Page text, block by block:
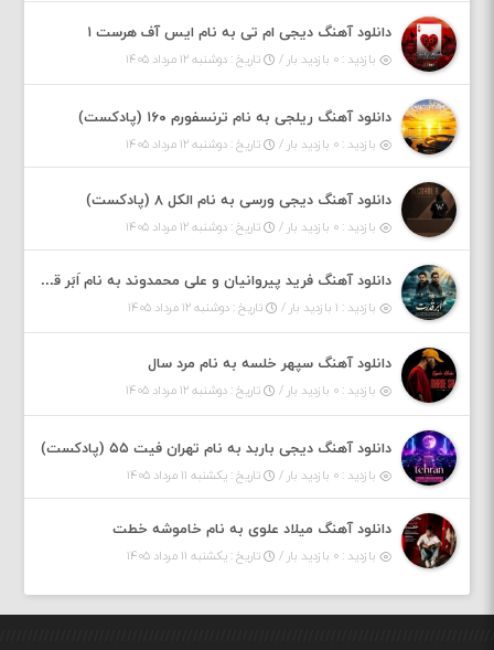
دانلود آهنگ دیجی ام تی به نام ایس آف هرست ۱
بازدید : ۰ بازدید بار / تاریخ : دوشنبه ۱۲ مرداد ۱۴۰۵
دانلود آهنگ ریلجی به نام ترنسفورم ۱۶۰ (پادکست)
بازدید : ۰ بازدید بار / تاریخ : دوشنبه ۱۲ مرداد ۱۴۰۵
دانلود آهنگ دیجی ورسی به نام الکل ۸ (پادکست)
بازدید : ۰ بازدید بار / تاریخ : دوشنبه ۱۲ مرداد ۱۴۰۵
دانلود آهنگ فرید پیروانیان و علی محمدوند به نام اَبَر قدرت
بازدید : ۱ بازدید بار / تاریخ : دوشنبه ۱۲ مرداد ۱۴۰۵
دانلود آهنگ سپهر خلسه به نام مرد سال
بازدید : ۰ بازدید بار / تاریخ : دوشنبه ۱۲ مرداد ۱۴۰۵
دانلود آهنگ دیجی باربد به نام تهران فیت ۵۵ (پادکست)
بازدید : ۰ بازدید بار / تاریخ : یکشنبه ۱۱ مرداد ۱۴۰۵
دانلود آهنگ میلاد علوی به نام خاموشه خطت
بازدید : ۰ بازدید بار / تاریخ : یکشنبه ۱۱ مرداد ۱۴۰۵